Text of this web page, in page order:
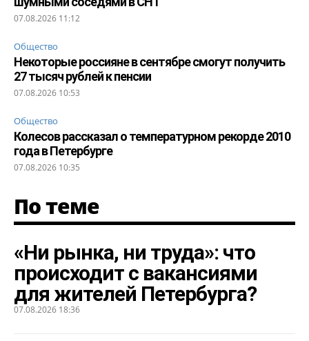
07.08.2026 11:12
Общество
Некоторые россияне в сентябре смогут получить
27 тысяч рублей к пенсии
07.08.2026 10:53
Общество
Колесов рассказал о температурном рекорде 2010
года в Петербурге
07.08.2026 10:35
По теме
«Ни рынка, ни труда»: что
происходит с вакансиями
для жителей Петербурга?
07.08.2026 18:36